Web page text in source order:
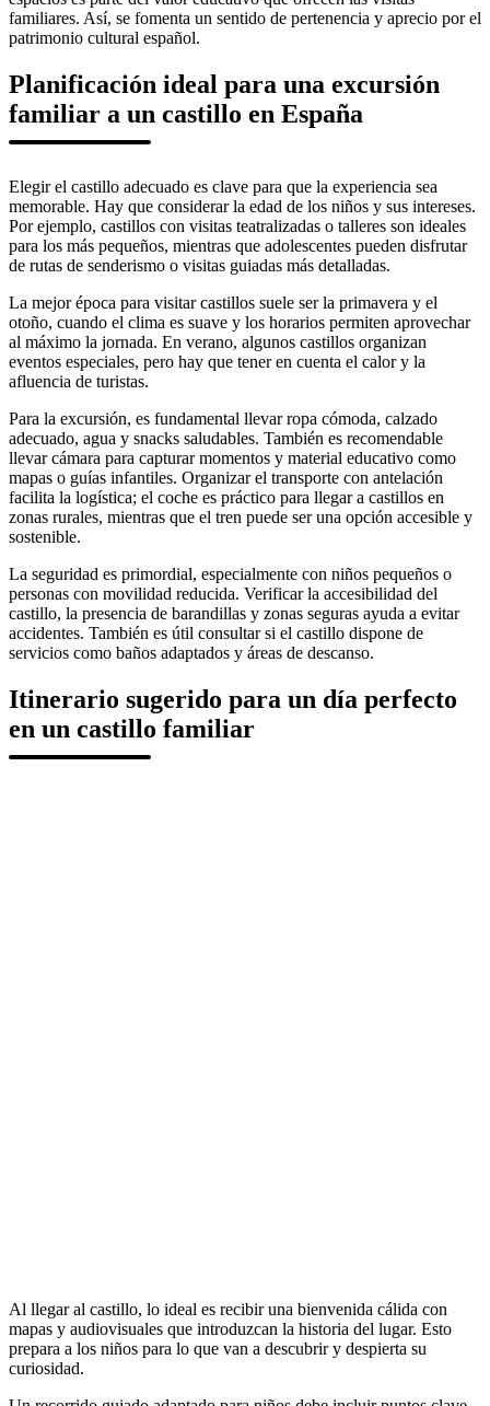
familiares. Así, se fomenta un sentido de pertenencia y aprecio por el
patrimonio cultural español.
Planificación ideal para una excursión
familiar a un castillo en España
Elegir el castillo adecuado es clave para que la experiencia sea
memorable. Hay que considerar la edad de los niños y sus intereses.
Por ejemplo, castillos con visitas teatralizadas o talleres son ideales
para los más pequeños, mientras que adolescentes pueden disfrutar
de rutas de senderismo o visitas guiadas más detalladas.
La mejor época para visitar castillos suele ser la primavera y el
otoño, cuando el clima es suave y los horarios permiten aprovechar
al máximo la jornada. En verano, algunos castillos organizan
eventos especiales, pero hay que tener en cuenta el calor y la
afluencia de turistas.
Para la excursión, es fundamental llevar ropa cómoda, calzado
adecuado, agua y snacks saludables. También es recomendable
llevar cámara para capturar momentos y material educativo como
mapas o guías infantiles. Organizar el transporte con antelación
facilita la logística; el coche es práctico para llegar a castillos en
zonas rurales, mientras que el tren puede ser una opción accesible y
sostenible.
La seguridad es primordial, especialmente con niños pequeños o
personas con movilidad reducida. Verificar la accesibilidad del
castillo, la presencia de barandillas y zonas seguras ayuda a evitar
accidentes. También es útil consultar si el castillo dispone de
servicios como baños adaptados y áreas de descanso.
Itinerario sugerido para un día perfecto
en un castillo familiar
Al llegar al castillo, lo ideal es recibir una bienvenida cálida con
mapas y audiovisuales que introduzcan la historia del lugar. Esto
prepara a los niños para lo que van a descubrir y despierta su
curiosidad.